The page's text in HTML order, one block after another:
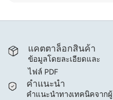
แคตตาล็อกสินค้า
ข้อมูลโดยละเอียดและ
ไฟล์ PDF
คำแนะนำ
คำแนะนำทางเทคนิคจากผู้